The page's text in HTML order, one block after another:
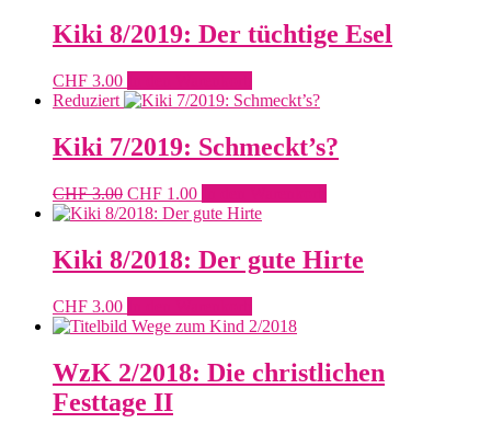
Kiki 8/2019: Der tüchtige Esel
CHF 3.00
Reduziert
Kiki 7/2019: Schmeckt’s?
CHF3.00 Ursprünglicher
Preis
CHF 3.00
CHF 1.00Aktueller
Preis
CHF 1.00.
Kiki 8/2018: Der gute Hirte
CHF 3.00
WzK 2/2018: Die christlichen
Festtage II